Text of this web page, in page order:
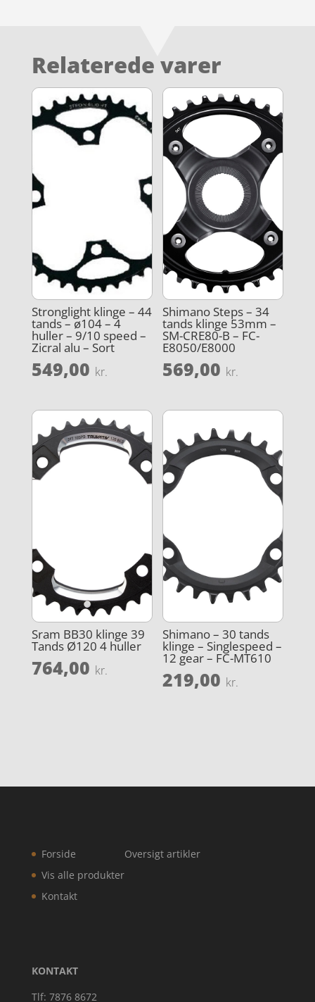
Relaterede varer
Stronglight klinge – 44
tands – ø104 – 4
huller – 9/10 speed –
Zicral alu – Sort
549,00 kr.
Shimano Steps – 34
tands klinge 53mm –
SM-CRE80-B – FC-
E8050/E8000
569,00 kr.
Sram BB30 klinge 39
Tands Ø120 4 huller
764,00 kr.
Shimano – 30 tands
klinge – Singlespeed –
12 gear – FC-MT610
219,00 kr.
Forside
Vis alle produkter
Kontakt
Oversigt artikler
KONTAKT
Tlf: 7876 8672